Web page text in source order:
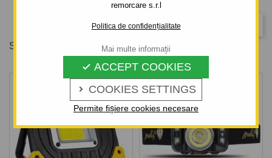
remorcare s.r.l
Politica de confidențialitate
 COOKIES SETTINGS
 ACCEPT COOKIES
Permite fișiere cookies necesare
Mai multe informații
Relevanta
Se afiseaza 1-3 din 3 produs(e)